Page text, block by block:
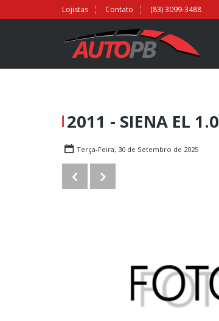
Lojistas Contato (83) 3099-3488
2011 - SIENA EL 1.0
Terça-Feira, 30 de Setembro de 2025